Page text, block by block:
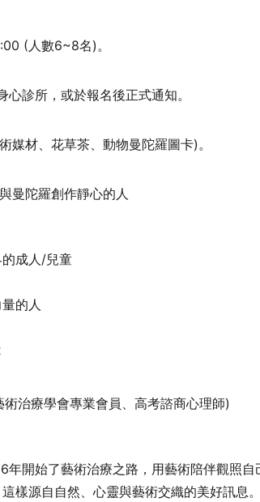
(人數6~8名)。
心診所，或於報名後正式通知。
媒材、花草茶、動物曼陀羅圖卡)。
曼陀羅創作靜心的人
成人/兒童
的人
術治療學會專業會員、高考諮商心理師)
開始了藝術治療之路，用藝術陪伴觀照
樣源自自然、心靈與藝術交織的美好訊息。